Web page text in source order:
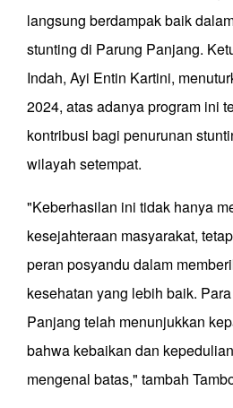
langsung berdampak baik
stunting di Parung Panjang.
Indah, Ayi Entin Kartini,
2024, atas adanya program ini
kontribusi bagi penurunan
wilayah setempat.
"Keberhasilan ini tidak hanya
kesejahteraan masyarakat,
peran posyandu dalam
kesehatan yang lebih baik.
Panjang telah menunjukkan
bahwa kebaikan dan
mengenal batas," tambah